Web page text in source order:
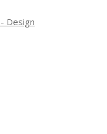
Design